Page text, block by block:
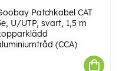
Patchkabel CAT
U/UTP, svart, 1,5 m
(CCA)